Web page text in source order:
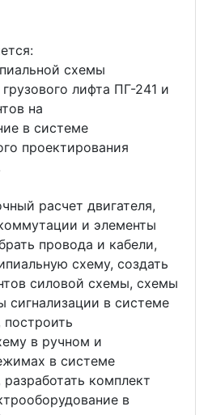
схемы
лифта ПГ-241 и
на
в системе
проектирования
расчет двигателя,
и элементы
провода и кабели,
схему, создать
силовой схемы, схемы
сигнализации в системе
в ручном и
в системе
комплект
в